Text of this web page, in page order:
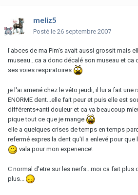
meliz5
Posté le 26 septembre 2007
l'abces de ma Pim's avait aussi grossit mais
museau...ca a donc décalé son museau et ca
ses voies respiratoires
je l'ai amené chez le véto jeudi, il lui a fait une
ENORME dent...elle fait peur et puis elle est
différents+anti douleur et ca va beaucoup
pique tout ce que je mange
elle a quelques crises de temps en temps
refermé expres la dent qu'il a enlevé pour
vala pour mon experience!
C normal d'etre sur les nerfs...moi ca fait plus
plus...